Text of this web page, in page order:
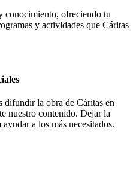
conocimiento, ofreciendo tu
y actividades que Cáritas
difundir la obra de Cáritas en
nuestro contenido. Dejar la
a los más necesitados.